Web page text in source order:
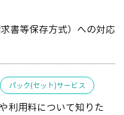
書等保存方式）への対応
パック(セット)サービス
利用料について知りた